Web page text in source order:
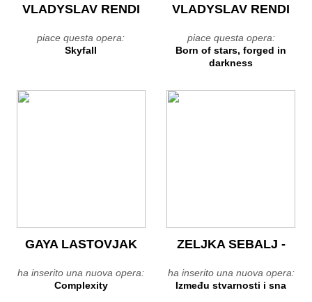
VLADYSLAV RENDI
piace questa opera:
Skyfall
VLADYSLAV RENDI
piace questa opera:
Born of stars, forged in
darkness
GAYA LASTOVJAK
ha inserito una nuova opera:
Complexity
ZELJKA SEBALJ -
ha inserito una nuova opera:
Između stvarnosti i sna